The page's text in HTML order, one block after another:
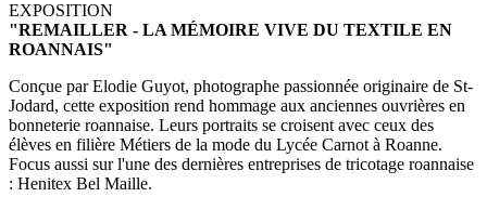
EXPOSITION
"REMAILLER - LA MÉMOIRE VIVE DU TEXTILE EN
ROANNAIS"
Conçue par Elodie Guyot, photographe passionnée originaire de St-
Jodard, cette exposition rend hommage aux anciennes ouvrières en
bonneterie roannaise. Leurs portraits se croisent avec ceux des
élèves en filière Métiers de la mode du Lycée Carnot à Roanne.
Focus aussi sur l'une des dernières entreprises de tricotage roannaise
: Henitex Bel Maille.